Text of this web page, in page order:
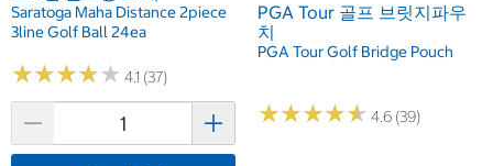
Saratoga Maha Distance 2piece
3line Golf Ball 24ea
★★★★★
★★★★★ 4.1 (37)
PGA Tour 골프 브릿지파우
치
PGA Tour Golf Bridge Pouch
★★★★★
★★★★★ 4.6 (39)